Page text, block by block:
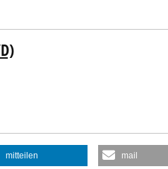
mitteilen mail